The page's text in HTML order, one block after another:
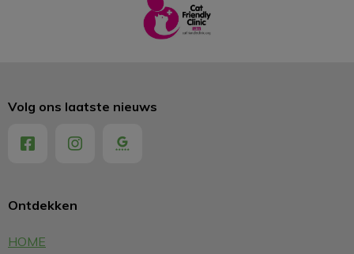
Ontdekken
HOME
Volg ons laatste nieuws